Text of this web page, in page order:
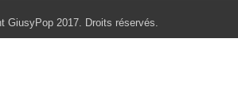
GiusyPop 2017. Droits réservés.